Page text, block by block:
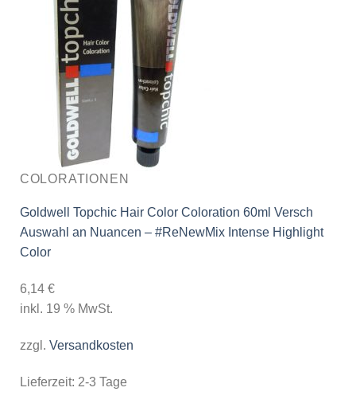
COLORATIONEN
Goldwell Topchic Hair Color Coloration 60ml Versch
Auswahl an Nuancen – #ReNewMix Intense Highlight
Color
6,14 €
inkl. 19 % MwSt.
zzgl. Versandkosten
Lieferzeit: 2-3 Tage